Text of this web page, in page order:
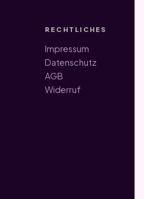
RECHTLICHES
Impressum
Datenschutz
AGB
Widerruf